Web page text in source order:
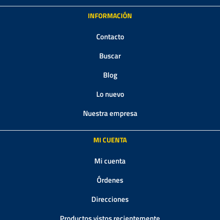
INFORMACIÓN
Contacto
Buscar
Blog
Lo nuevo
Nuestra empresa
MI CUENTA
Mi cuenta
Órdenes
Direcciones